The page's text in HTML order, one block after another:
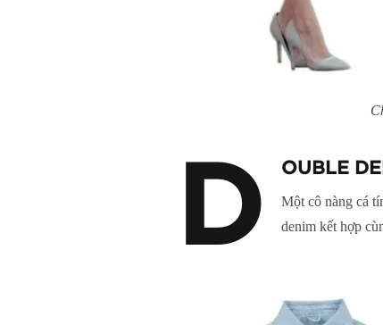
D OUBLE
Một cô nàng cá
denim kết hợp